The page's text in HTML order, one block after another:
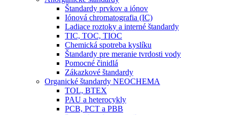
Štandardy prvkov a iónov
Iónová chromatografia (IC)
Ladiace roztoky a interné štandardy
TIC, TOC, TIOC
Chemická spotreba kyslíku
Štandardy pre meranie tvrdosti vody
Pomocné činidlá
Zákazkové štandardy
Organické štandardy NEOCHEMA
TOL, BTEX
PAU a heterocykly
PCB, PCT a PBB